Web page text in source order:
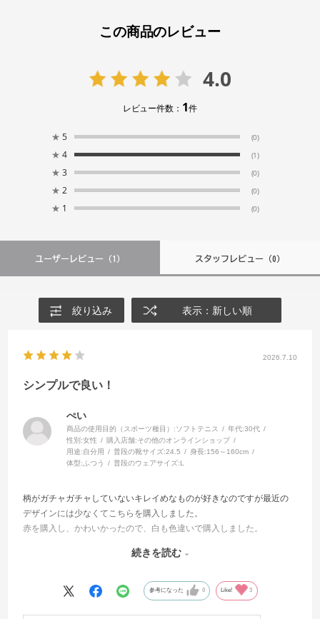
この商品のレビュー
4.0
レビュー件数： 1件
★ 5 (0)
★ 4 (1)
★ 3 (0)
★ 2 (0)
★ 1 (0)
ユーザーレビュー （1） スタッフレビュー（0）
絞り込み 表示：新しい順
2026.7.10
シンプルで良い！
ぺい
商品の使用目的（スポーツ種目）:ソフトテニス 年代:30代
性別:女性 購入店舗:その他のオンラインショップ
用途:自分用 普段の靴サイズ:24.5 身長:156～160cm
体型: ふつう 普段のウェアサイズ:L
柄がガチャガチャしていないキレイめなものが好きなのですが最近の
デザインには少なくてこちらを購入しました。
赤を購入し、かわいかったので、白も色違いで購入しました。
は、ユニタイプもあれば絶対に男性にも人気になると思います。
イな柄で原色やパキッとした色合いではなくグラデーションカラー
や、透明感のあるカラーのものがほしいです！
続きを読む
参考になった 0 Like! 3